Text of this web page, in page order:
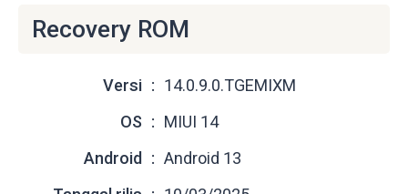
Recovery ROM
Versi
14.0.9.0.TGEMIXM
OS
MIUI 14
Android
Android 13